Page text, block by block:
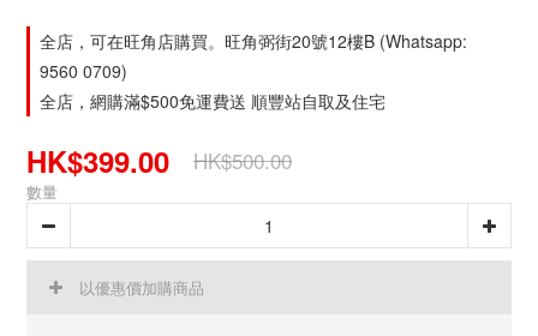
全店，可在旺角店購買。旺角弼街20號12樓B (Whatsapp:
9560 0709)
全店，網購滿$500免運費送 順豐站自取及住宅
HK$399.00 HK$500.00
數量
以優惠價加購商品